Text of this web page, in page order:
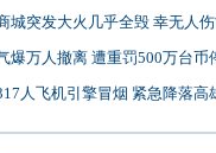
城突发大火几乎全毁 幸无人
爆万人撤离 遭重罚500万台币
人飞机引擎冒烟 紧急降落高